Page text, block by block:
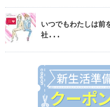
いつでもわたしは前
社...